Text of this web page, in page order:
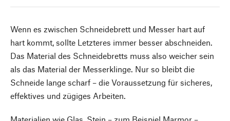
Wenn es zwischen Schneidebrett und Messer hart auf
hart kommt, sollte Letzteres immer besser abschneiden.
Das Material des Schneidebretts muss also weicher sein
als das Material der Messerklinge. Nur so bleibt die
Schneide lange scharf – die Voraussetzung für sicheres,
effektives und zügiges Arbeiten.
Materialien wie Glas, Stein – zum Beispiel Marmor –,